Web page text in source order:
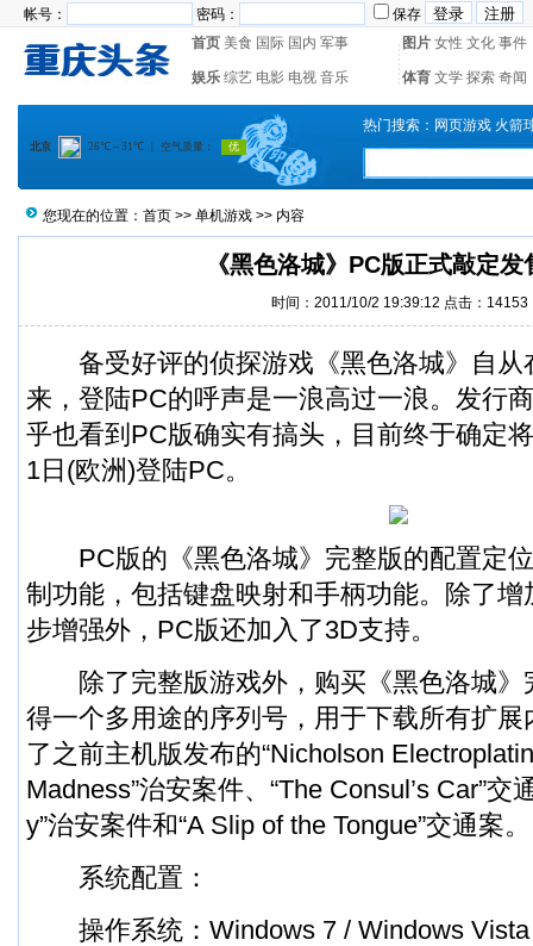
帐号： 密码：
保存
首页 美食 国际 国内 军事 图片 女性 文化 事件
娱乐 综艺 电影 电视 音乐 体育 文学 探索 奇闻
热门搜索： 网页游戏 火箭
您现在的位置： 首页 >> 单机游戏 >> 内容
《黑色洛城》PC版正式敲定发
时间：2011/10/2 19:39:12 点击：14153
备受好评的侦探游戏《黑色洛城》自从
来，登陆PC的呼声是一浪高过一浪。发行
乎也看到PC版确实有搞头，目前终于确定
1日(欧洲)登陆PC。
PC版的《黑色洛城》完整版的配置定位
制功能，包括键盘映射和手柄功能。除了
步增强外，PC版还加入了3D支持。
除了完整版游戏外，购买《黑色洛城》
得一个多用途的序列号，用于下载所有扩
了之前主机版发布的“Nicholson
Madness”治安案件、“The Consul’s Car”交
y”治安案件和“A Slip of the Tongue”交通案。
系统配置：
操作系统：Windows 7 / Windows Vista